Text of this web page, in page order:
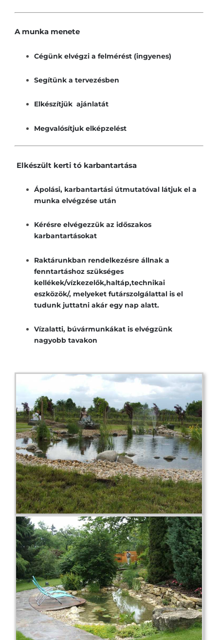
A munka menete
Cégünk elvégzi a felmérést (ingyenes)
Segítünk a tervezésben
Elkészítjük ajánlatát
Megvalósítjuk elképzelést
Elkészült kerti tó karbantartása
Ápolási, karbantartási útmutatóval látjuk el a
munka elvégzése után
Kérésre elvégezzük az időszakos
karbantartásokat
Raktárunkban rendelkezésre állnak a
fenntartáshoz szükséges
kellékek/vízkezelők,haltáp,technikai
eszközök/, melyeket futárszolgálattal is el
tudunk juttatni akár egy nap alatt.
Vízalatti, búvármunkákat is elvégzünk
nagyobb tavakon